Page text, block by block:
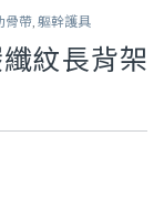
骨帶,軀幹護具
紋長背架